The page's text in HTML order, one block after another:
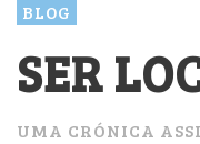
BLOG
SER
UMA CRÓNICA